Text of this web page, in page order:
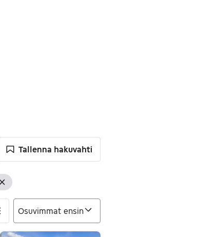
Tallenna hakuvahti
suodatin